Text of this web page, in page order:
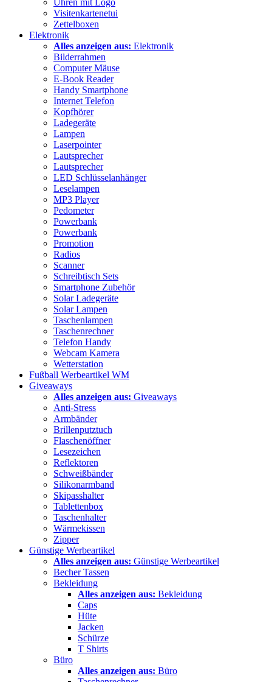
Uhren mit Logo
Visitenkartenetui
Zettelboxen
Elektronik
Alles anzeigen aus: Elektronik
Bilderrahmen
Computer Mäuse
E-Book Reader
Handy Smartphone
Internet Telefon
Kopfhörer
Ladegeräte
Lampen
Laserpointer
Lautsprecher
Lautsprecher
LED Schlüsselanhänger
Leselampen
MP3 Player
Pedometer
Powerbank
Powerbank
Promotion
Radios
Scanner
Schreibtisch Sets
Smartphone Zubehör
Solar Ladegeräte
Solar Lampen
Taschenlampen
Taschenrechner
Telefon Handy
Webcam Kamera
Wetterstation
Fußball Werbeartikel WM
Giveaways
Alles anzeigen aus: Giveaways
Anti-Stress
Armbänder
Brillenputztuch
Flaschenöffner
Lesezeichen
Reflektoren
Schweißbänder
Silikonarmband
Skipasshalter
Tablettenbox
Taschenhalter
Wärmekissen
Zipper
Günstige Werbeartikel
Alles anzeigen aus: Günstige Werbeartikel
Becher Tassen
Bekleidung
Alles anzeigen aus: Bekleidung
Caps
Hüte
Jacken
Schürze
T Shirts
Büro
Alles anzeigen aus: Büro